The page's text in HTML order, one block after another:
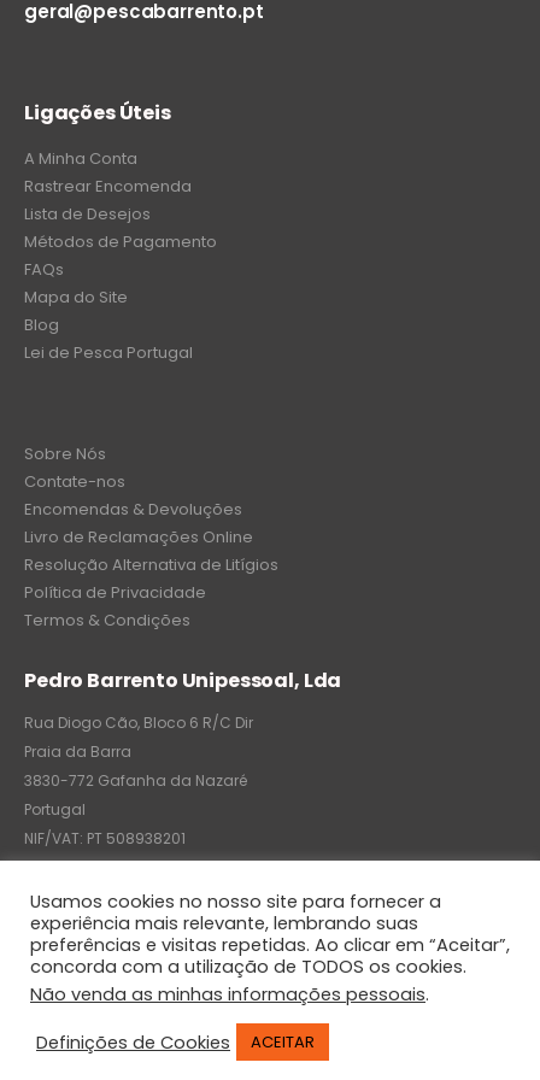
geral@pescabarrento.pt
Ligações Úteis
A Minha Conta
Rastrear Encomenda
Lista de Desejos
Métodos de Pagamento
FAQs
Mapa do Site
Blog
Lei de Pesca Portugal
Sobre Nós
Contate-nos
Encomendas & Devoluções
Livro de Reclamações Online
Resolução Alternativa de Litígios
Política de Privacidade
Termos & Condições
Pedro Barrento Unipessoal, Lda
Rua Diogo Cão, Bloco 6 R/C Dir
Praia da Barra
3830-772 Gafanha da Nazaré
Portugal
NIF/VAT: PT 508938201
C.R.C.: 7004-8522-6075
© Pedro Barrento Unipessoal, Lda. 2020. All Rights Reserved
Usamos cookies no nosso site para fornecer a
experiência mais relevante, lembrando suas
preferências e visitas repetidas. Ao clicar em “Aceitar”,
concorda com a utilização de TODOS os cookies.
Não venda as minhas informações pessoais.
Definições de Cookies
ACEITAR